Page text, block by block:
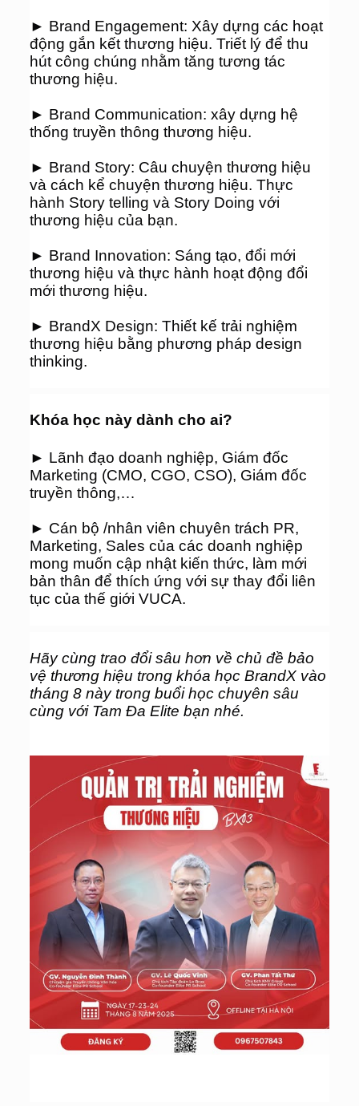
► Brand Engagement: Xây dựng các hoạt
động gắn kết thương hiệu. Triết lý để thu
hút công chúng nhằm tăng tương tác
thương hiệu.
► Brand Communication: xây dựng hệ
thống truyền thông thương hiệu.
► Brand Story: Câu chuyện thương hiệu
và cách kể chuyện thương hiệu. Thực
hành Story telling và Story Doing với
thương hiệu của bạn.
► Brand Innovation: Sáng tạo, đổi mới
thương hiệu và thực hành hoạt động đổi
mới thương hiệu.
► BrandX Design: Thiết kế trải nghiệm
thương hiệu bằng phương pháp design
thinking.
Khóa học này dành cho ai?
► Lãnh đạo doanh nghiệp, Giám đốc
Marketing (CMO, CGO, CSO), Giám đốc
truyền thông,…
► Cán bộ /nhân viên chuyên trách PR,
Marketing, Sales của các doanh nghiệp
mong muốn cập nhật kiến thức, làm mới
bản thân để thích ứng với sự thay đổi liên
tục của thế giới VUCA.
Hãy cùng trao đổi sâu hơn về chủ đề bảo
vệ thương hiệu trong khóa học BrandX vào
tháng 8 này trong buổi học chuyên sâu
cùng với Tam Đa Elite bạn nhé.